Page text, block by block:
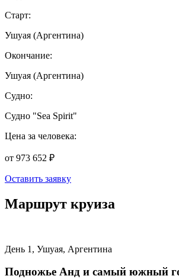
Старт:
Ушуая (Аргентина)
Окончание:
Ушуая (Аргентина)
Судно:
Cудно "Sea Spirit"
Цена за человека:
от 973 652 ₽
Оставить заявку
Маршрут круиза
День 1, Ушуая, Аргентина
Подножье Анд и самый южный